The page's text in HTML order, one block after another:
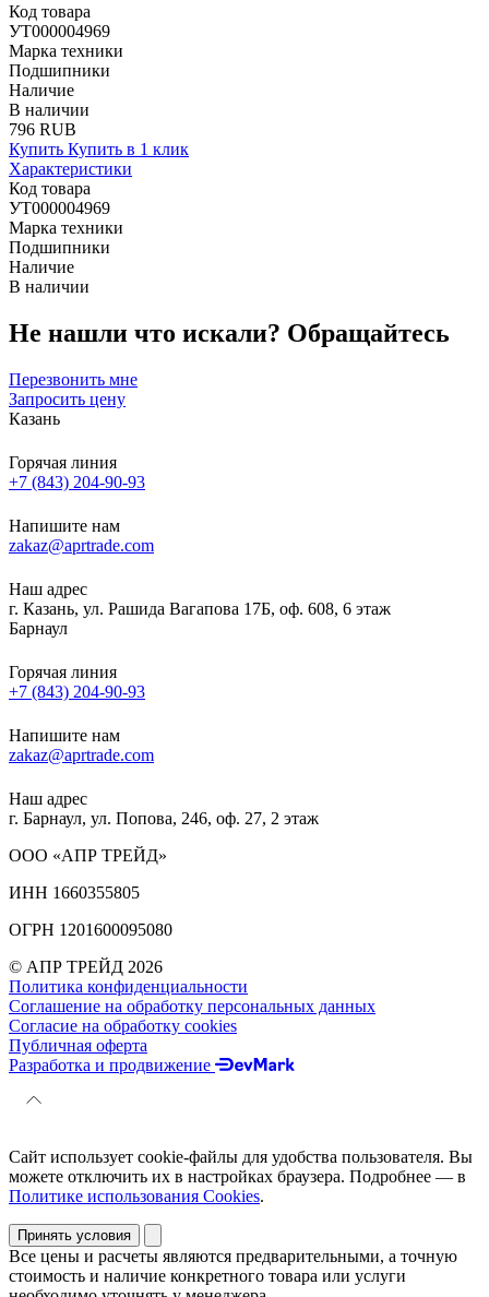
Код товара
УТ000004969
Марка техники
Подшипники
Наличие
В наличии
796 RUB
Купить Купить в 1 клик
Характеристики
Код товара
УТ000004969
Марка техники
Подшипники
Наличие
В наличии
Не нашли что искали? Обращайтесь
Перезвонить мне
Запросить цену
Казань
Горячая линия
+7 (843) 204-90-93
Напишите нам
zakaz@aprtrade.com
Наш адрес
г. Казань, ул. Рашида Вагапова 17Б, оф. 608, 6 этаж
Барнаул
Горячая линия
+7 (843) 204-90-93
Напишите нам
zakaz@aprtrade.com
Наш адрес
г. Барнаул, ул. Попова, 246, оф. 27, 2 этаж
ООО «АПР ТРЕЙД»
ИНН 1660355805
ОГРН 1201600095080
© АПР ТРЕЙД 2026
Политика конфиденциальности
Соглашение на обработку персональных данных
Согласие на обработку cookies
Публичная оферта
Разработка и продвижение
Сайт использует cookie-файлы для удобства пользователя. Вы
можете отключить их в настройках браузера. Подробнее — в
Политике использования Cookies.
Принять условия
Все цены и расчеты являются предварительными, а точную
стоимость и наличие конкретного товара или услуги